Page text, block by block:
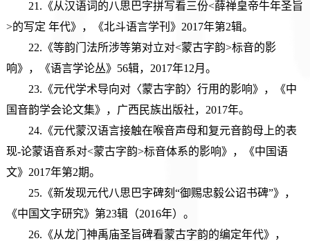
21.《从汉语词的八思巴字拼写看三份<薛禅皇帝牛年圣旨
>的写定 年代》，《北斗语言学刊》2017年第2辑。
22.《等韵门法所涉等第对立对<蒙古字韵>标音的影
响》，《语言学论丛》56辑，2017年12月。
23.《元代学术导向对〈蒙古字韵〉行用的影响》，《中
国音韵学会论文集》，广西民族出版社，2017年。
24.《元代蒙汉语言接触在喉音声母和复元音韵母上的表
现-论蒙语音系对<蒙古字韵>标音体系的影响》，《中国语
文》2017年第2期。
25.《新发现元代八思巴字碑刻“御赐忠毅公诏书碑”》，
《中国文字研究》第23辑（2016年）。
26.《从龙门神禹庙圣旨碑看蒙古字韵的编定年代》，